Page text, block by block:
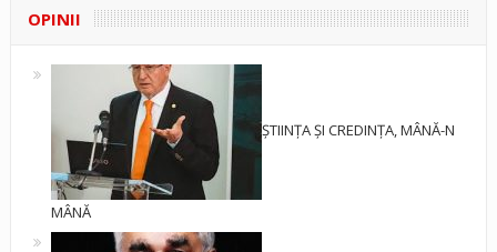
OPINII
ȘTIINȚA ȘI CREDINȚA, MÂNĂ-N
MÂNĂ